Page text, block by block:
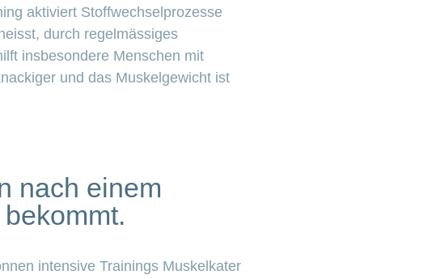
aktiviert Stoffwechselprozesse
durch regelmässiges
insbesondere Menschen mit
und das Muskelgewicht ist
nach einem
intensive Trainings Muskelkater